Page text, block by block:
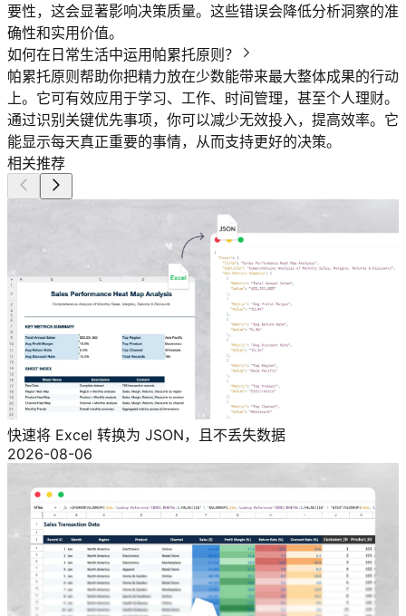
要性，这会显著影响决策质量。这些错误会降低分析洞察的准
确性和实用价值。
如何在日常生活中运用帕累托原则？
帕累托原则帮助你把精力放在少数能带来最大整体成果的行动
上。它可有效应用于学习、工作、时间管理，甚至个人理财。
通过识别关键优先事项，你可以减少无效投入，提高效率。它
能显示每天真正重要的事情，从而支持更好的决策。
相关推荐
快速将 Excel 转换为 JSON，且不丢失数据
2026-08-06